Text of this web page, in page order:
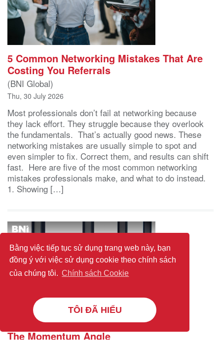
Bằng việc tiếp tục sử dụng trang web này, bạn
đồng ý với việc sử dụng cookie theo chính sách
của chúng tôi. Chính sách Cookie
TÔI ĐÃ HIỂU
5 Common Networking Mistakes That Are
Costing You Referrals
(BNI Global)
Thu, 30 July 2026
Most professionals don’t fail at networking because
they lack effort. They struggle because they overlook
the fundamentals. That’s actually good news. These
networking mistakes are usually simple to spot and
even simpler to fix. Correct them, and results can shift
fast. Here are five of the most common networking
mistakes professionals make, and what to do instead.
1. Showing […]
The Momentum Angle